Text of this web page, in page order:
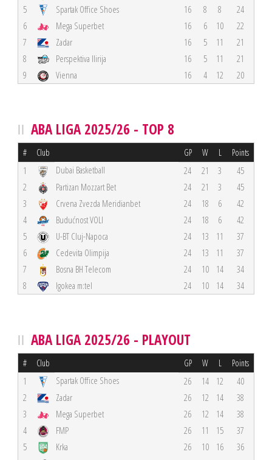
5
Spartak Office Shoes 16 8 8
24
6
Mega Superbet 16 6 10
22
7
Zadar 16 5 11
21
8
Perspektiva Ilirija 16 5 11
21
9
Vienna 16 4 12 20
ABA LIGA 2025/26 - TOP 8
# Club GP W L Points
1 Dubai Basketball 24 21 3
45
2
Partizan Mozzart Bet 24 21 3
45
3
Crvena Zvezda Meridianbet 24 18 6
42
4
Budućnost VOLI 24 18 6
42
5
U-BT Cluj-Napoca 24 13 11
37
6
Cedevita Olimpija 24 13 11
37
7
Bosna BH Telecom 24 10 14
34
8
Igokea m:tel 24 10 14 34
ABA LIGA 2025/26 - PLAYOUT
# Club GP W L Points
1 Spartak Office Shoes 26 14 12
40
2
Zadar 26 12 14
38
3
Mega Superbet 26 12 14
38
4
FMP 26 11 15
37
5
Krka 26 10 16
36